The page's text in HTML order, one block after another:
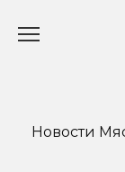
Новости